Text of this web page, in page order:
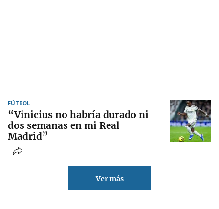
FÚTBOL
“Vinicius no habría durado ni
dos semanas en mi Real
Madrid”
Ver más